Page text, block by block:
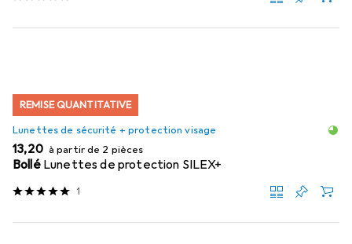
REMISE QUANTITATIVE
Lunettes de sécurité + protection visage
EUR
13,20 à partir de 2 pièces
Bollé Lunettes de protection SILEX+
1